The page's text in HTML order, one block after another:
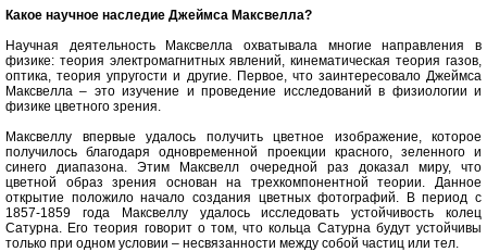
Какое научное наследие Джеймса Максвелла?
Научная деятельность Максвелла охватывала многие направления в
физике: теория электромагнитных явлений, кинематическая теория газов,
оптика, теория упругости и другие. Первое, что заинтересовало Джеймса
Максвелла – это изучение и проведение исследований в физиологии и
физике цветного зрения.
Максвеллу впервые удалось получить цветное изображение, которое
получилось благодаря одновременной проекции красного, зеленного и
синего диапазона. Этим Максвелл очередной раз доказал миру, что
цветной образ зрения основан на трехкомпонентной теории. Данное
открытие положило начало создания цветных фотографий. В период с
1857-1859 года Максвеллу удалось исследовать устойчивость колец
Сатурна. Его теория говорит о том, что кольца Сатурна будут устойчивы
только при одном условии – несвязанности между собой частиц или тел.